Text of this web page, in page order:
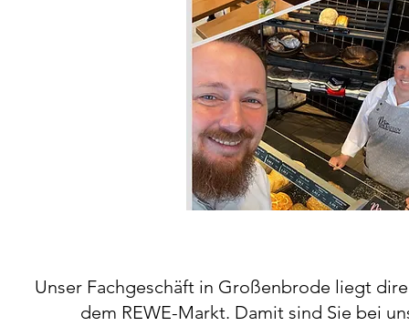
Unser Fachgeschäft in Großenbrode liegt
dem REWE-Markt. Damit sind Sie bei